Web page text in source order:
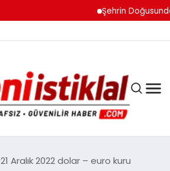
Şehrin Doğusundan
21 Aralık 2022 dolar – euro kuru